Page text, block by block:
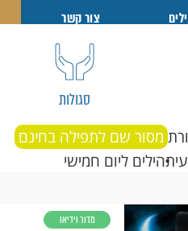
צור קשר
סגולות
מסור שם לתפילה בחינם
תהילים ליום חמישי
מדור וידיאו